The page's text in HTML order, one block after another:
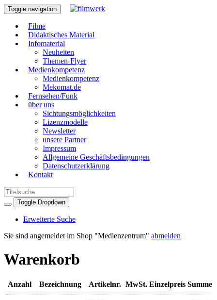
Toggle navigation
Filme
Didaktisches Material
Infomaterial
Neuheiten
Themen-Flyer
Medienkompetenz
Medienkompetenz
Mekomat.de
Fernsehen/Funk
über uns
Sichtungsmöglichkeiten
Lizenzmodelle
Newsletter
unsere Partner
Impressum
Allgemeine Geschäftsbedingungen
Datenschutzerklärung
Kontakt
Toggle Dropdown
Erweiterte Suche
Sie sind angemeldet im Shop "Medienzentrum" abmelden
Warenkorb
Anzahl Bezeichnung Artikelnr. MwSt. Einzelpreis Summe